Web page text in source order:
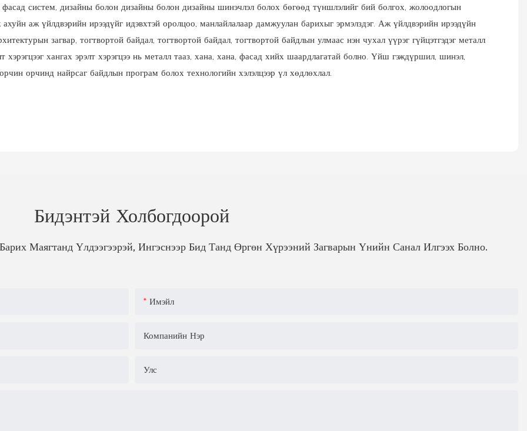
фасад систем, дизайны болон дизайны болон дизайны шинэчлэл болох бөгөөд түншлэлийг бий болгох, жолоодлогын
аж үйлдвэрийн ирээдүйг идэвхтэй оролцоо, манлайлалаар дамжуулан барихыг эрмэлздэг. Аж үйлдвэрийн ирээдүйн
загвар, тогтвортой байдал, тогтвортой байдал, тогтвортой байдлын улмаас нэн чухал үүрэг гүйцэтгэдэг металл
хангах эрэлт хэрэгцээ нь металл тааз, хана, хана, фасад хийх шаардлагатай болно. Үйш гэждүршил, шинэл,
орчинд найрсаг байдлын програм болох технологийн хэлэлцээр үл хөдлөхлал.
Бидэнтэй Холбогдоорой
Маягтанд Үлдээгээрэй, Ингэснээр Бид Танд Өргөн Хүрээний Загварын Үнийн Санал Илгээх Болно.
Имэйл
Компанийн Нэр
Улс